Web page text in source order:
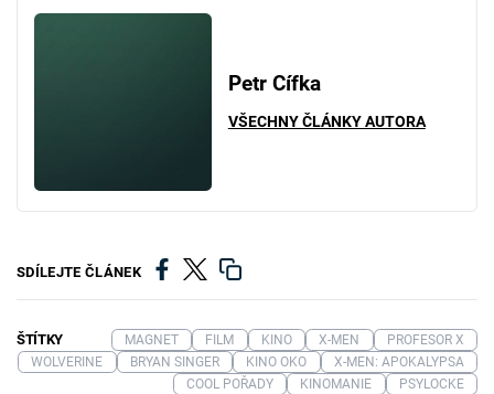
Petr Cífka
VŠECHNY ČLÁNKY AUTORA
SDÍLEJTE ČLÁNEK
ŠTÍTKY MAGNET FILM KINO X-MEN
PROFESOR X
WOLVERINE
BRYAN SINGER KINO OKO
X-MEN: APOKALYPSA
COOL POŘADY
KINOMANIE
PSYLOCKE